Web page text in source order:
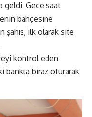
geldi. Gece saat
bahçesine
şahıs, ilk olarak site
kontrol eden
bankta biraz oturarak